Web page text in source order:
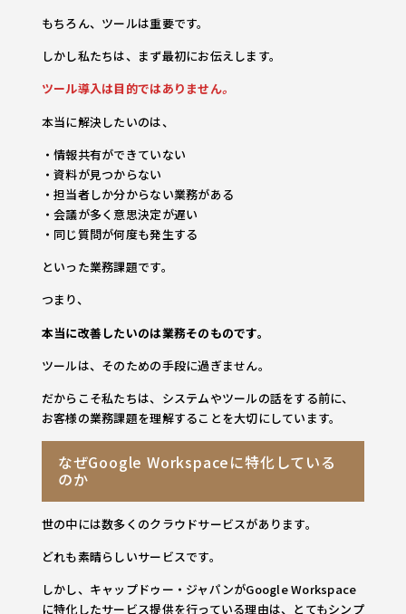
もちろん、ツールは重要です。
しかし私たちは、まず最初にお伝えします。
ツール導入は目的ではありません。
本当に解決したいのは、
・情報共有ができていない
・資料が見つからない
・担当者しか分からない業務がある
・会議が多く意思決定が遅い
・同じ質問が何度も発生する
といった業務課題です。
つまり、
本当に改善したいのは業務そのものです。
ツールは、そのための手段に過ぎません。
だからこそ私たちは、システムやツールの話をする前に、
お客様の業務課題を理解することを大切にしています。
なぜGoogle Workspaceに特化している
のか
世の中には数多くのクラウドサービスがあります。
どれも素晴らしいサービスです。
しかし、キャップドゥー・ジャパンがGoogle Workspace
に特化したサービス提供を行っている理由は、とてもシンプ